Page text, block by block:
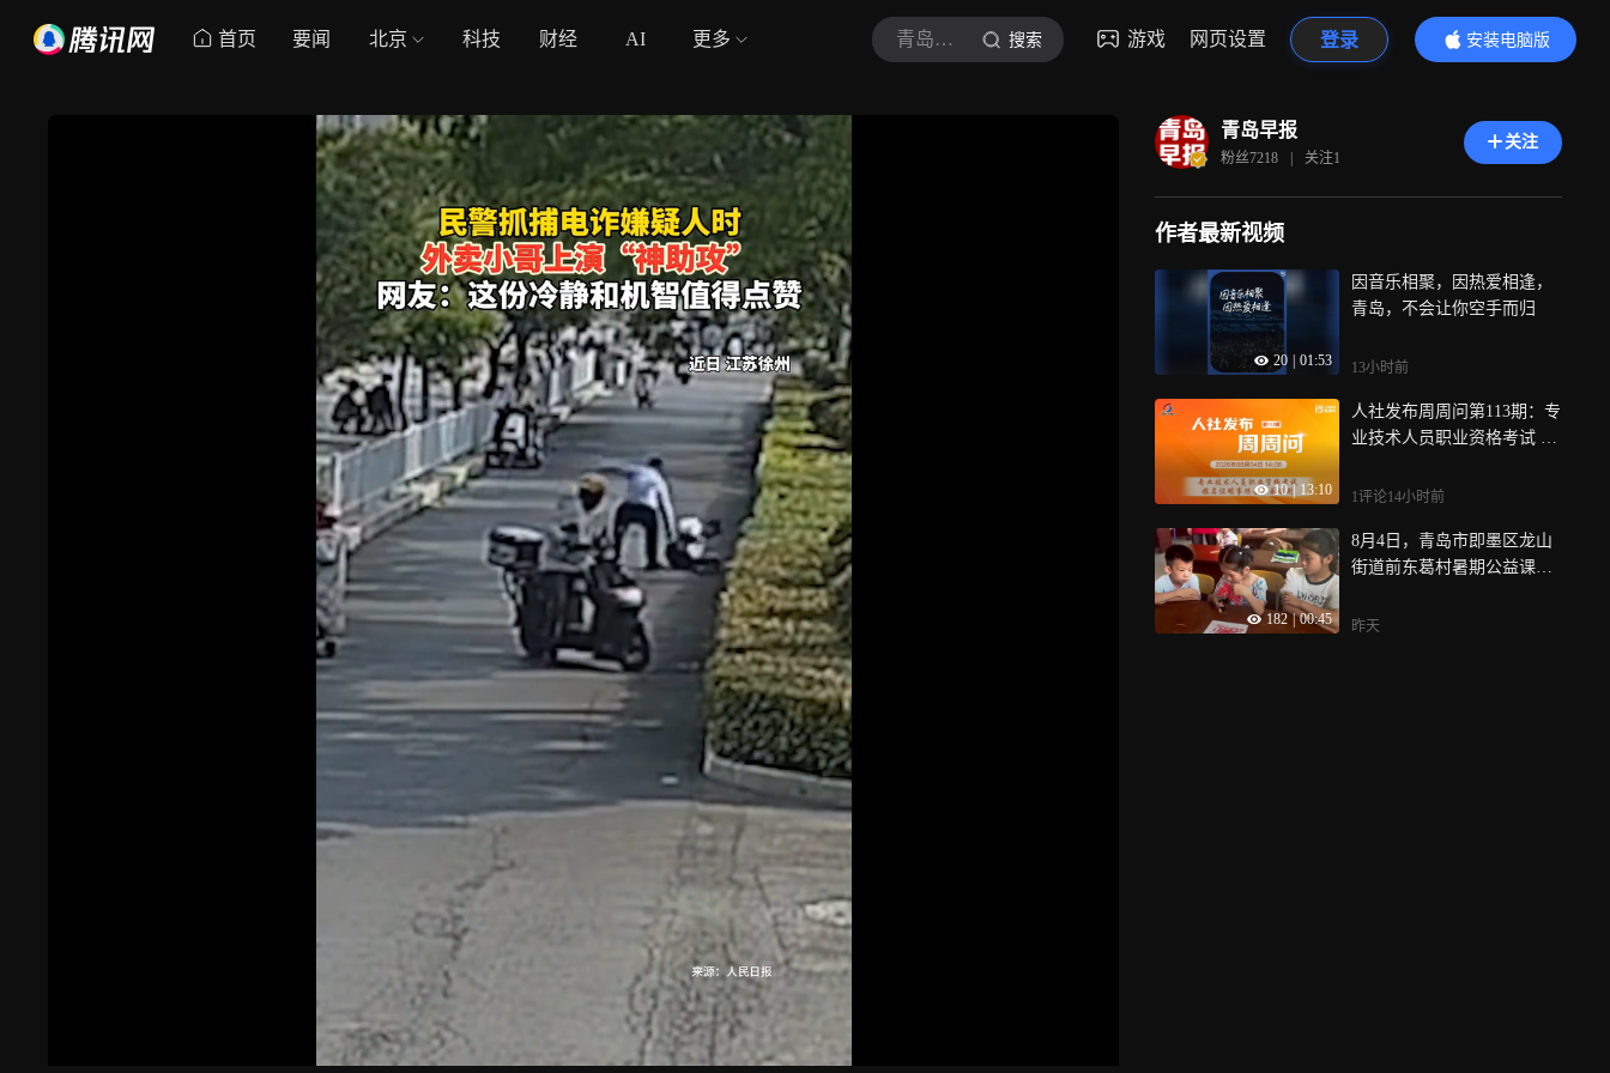
首页 要闻 北京 科技 财经 AI 更多 青岛早报 搜索 游戏 网页设置 登录
安装电脑版
内容更精彩
青岛早报
粉丝7218 | 关注1
关注
作者最新视频
20 01:53
因音乐相聚，因热爱相逢，
青岛，不会让你空手而归
13小时前
10 | 13:10
人社发布周周问第113期：专
业技术人员职业资格考试 报
1评论14小时前
182 | 00:45
8月4日，青岛市即墨区龙山
街道前东葛村暑期公益课堂
非遗剪纸活动如期举行，剪
昨天